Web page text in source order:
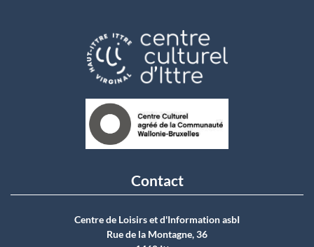
Contact
Centre de Loisirs et d'Information asbI
Rue de la Montagne, 36